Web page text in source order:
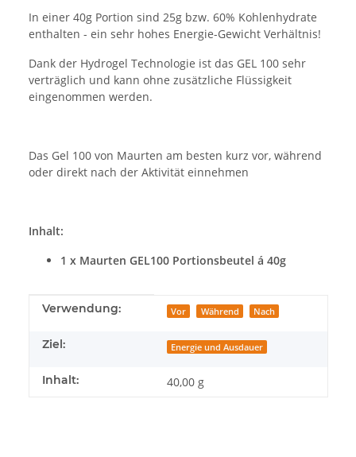
In einer 40g Portion sind 25g bzw. 60% Kohlenhydrate
enthalten - ein sehr hohes Energie-Gewicht Verhältnis!
Dank der Hydrogel Technologie ist das GEL 100 sehr
verträglich und kann ohne zusätzliche Flüssigkeit
eingenommen werden.
Das Gel 100 von Maurten am besten kurz vor, während
oder direkt nach der Aktivität einnehmen
Inhalt:
1 x Maurten GEL100 Portionsbeutel á 40g
Produkteigenschaft
Wert
Verwendung: Vor Während Nach
Ziel: Energie und Ausdauer
Inhalt: 40,00 g